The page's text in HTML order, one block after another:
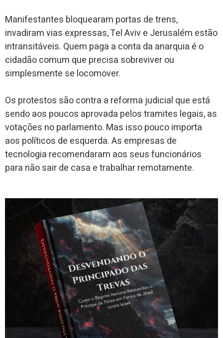
Manifestantes bloquearam portas de trens,
invadiram vias expressas, Tel Aviv e Jerusalém estão
intransitáveis. Quem paga a conta da anarquia é o
cidadão comum que precisa sobreviver ou
simplesmente se locomover.
Os protestos são contra a reforma judicial que está
sendo aos poucos aprovada pelos tramites legais, as
votações no parlamento. Mas isso pouco importa
aos políticos de esquerda. As empresas de
tecnologia recomendaram aos seus funcionários
para não sair de casa e trabalhar remotamente.